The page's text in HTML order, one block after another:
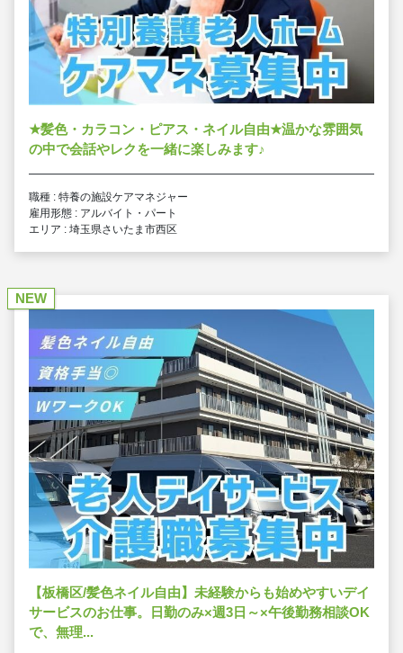
★髪色・カラコン・ピアス・ネイル自由★温かな雰囲気
の中で会話やレクを一緒に楽しみます♪
職種 : 特養の施設ケアマネジャー
雇用形態 : アルバイト・パート
エリア : 埼玉県さいたま市西区
NEW
【板橋区/髪色ネイル自由】未経験からも始めやすいデイ
サービスのお仕事。日勤のみ×週3日～×午後勤務相談OK
で、無理...